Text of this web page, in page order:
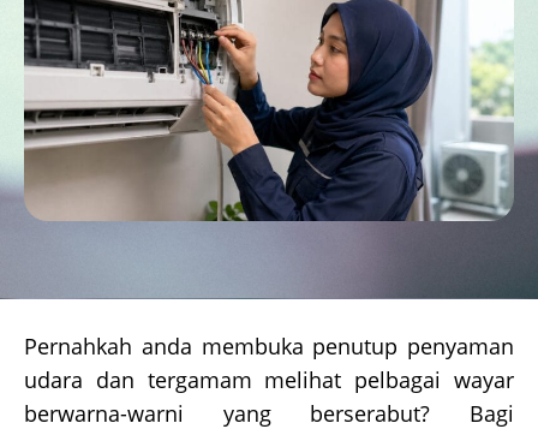
Pernahkah anda membuka penutup penyaman
udara dan tergamam melihat pelbagai wayar
berwarna-warni yang berserabut? Bagi